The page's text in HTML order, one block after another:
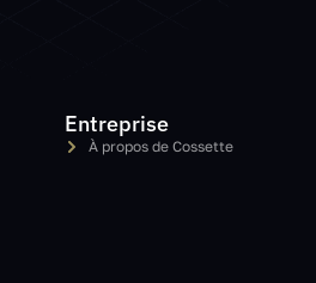
Entreprise
À propos de Cossette